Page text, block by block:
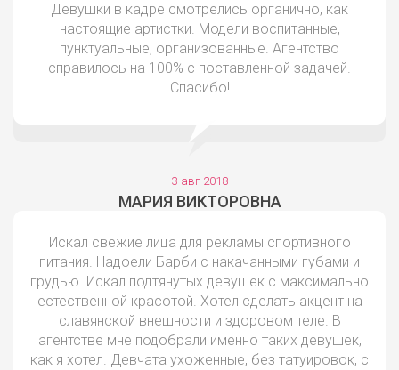
Девушки в кадре смотрелись органично, как
настоящие артистки. Модели воспитанные,
пунктуальные, организованные. Агентство
справилось на 100% с поставленной задачей.
Спасибо!
3 авг 2018
МАРИЯ ВИКТОРОВНА
Искал свежие лица для рекламы спортивного
питания. Надоели Барби с накачанными губами и
грудью. Искал подтянутых девушек с максимально
естественной красотой. Хотел сделать акцент на
славянской внешности и здоровом теле. В
агентстве мне подобрали именно таких девушек,
как я хотел. Девчата ухоженные, без татуировок, с